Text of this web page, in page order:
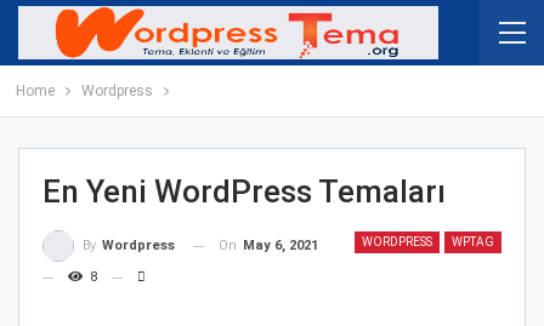
Home Wordpress
En Yeni WordPress Temaları
WORDPRESS WPTAG
By Wordpress On May 6, 2021
8